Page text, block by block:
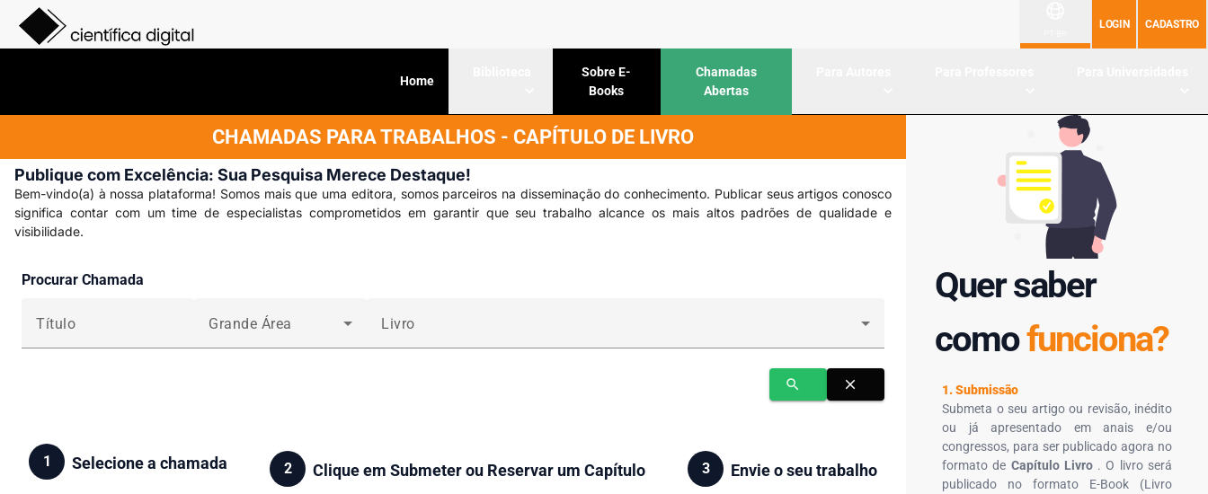
LOGIN CADASTRO
Home
Sobre E-
Books
Chamadas
Abertas
CHAMADAS PARA TRABALHOS - CAPÍTULO DE LIVRO
Publique com Excelência: Sua Pesquisa Merece Destaque!
Bem-vindo(a) à nossa plataforma! Somos mais que uma editora, somos parceiros na disseminação do conhecimento. Publicar seus artigos conosco
significa contar com um time de especialistas comprometidos em garantir que seu trabalho alcance os mais altos padrões de qualidade e
visibilidade.
Procurar Chamada
Título Grande Área Livro
search close
1 Selecione a chamada 2 Clique em Submeter ou Reservar um Capítulo 3 Envie o seu trabalho
Quer saber
comofunciona?
1. Submissão
Submeta o seu artigo ou revisão, inédito
ou já apresentado em anais e/ou
congressos, para ser publicado agora no
formato de Capítulo Livro. O livro será
publicado no formato E-Book (Livro